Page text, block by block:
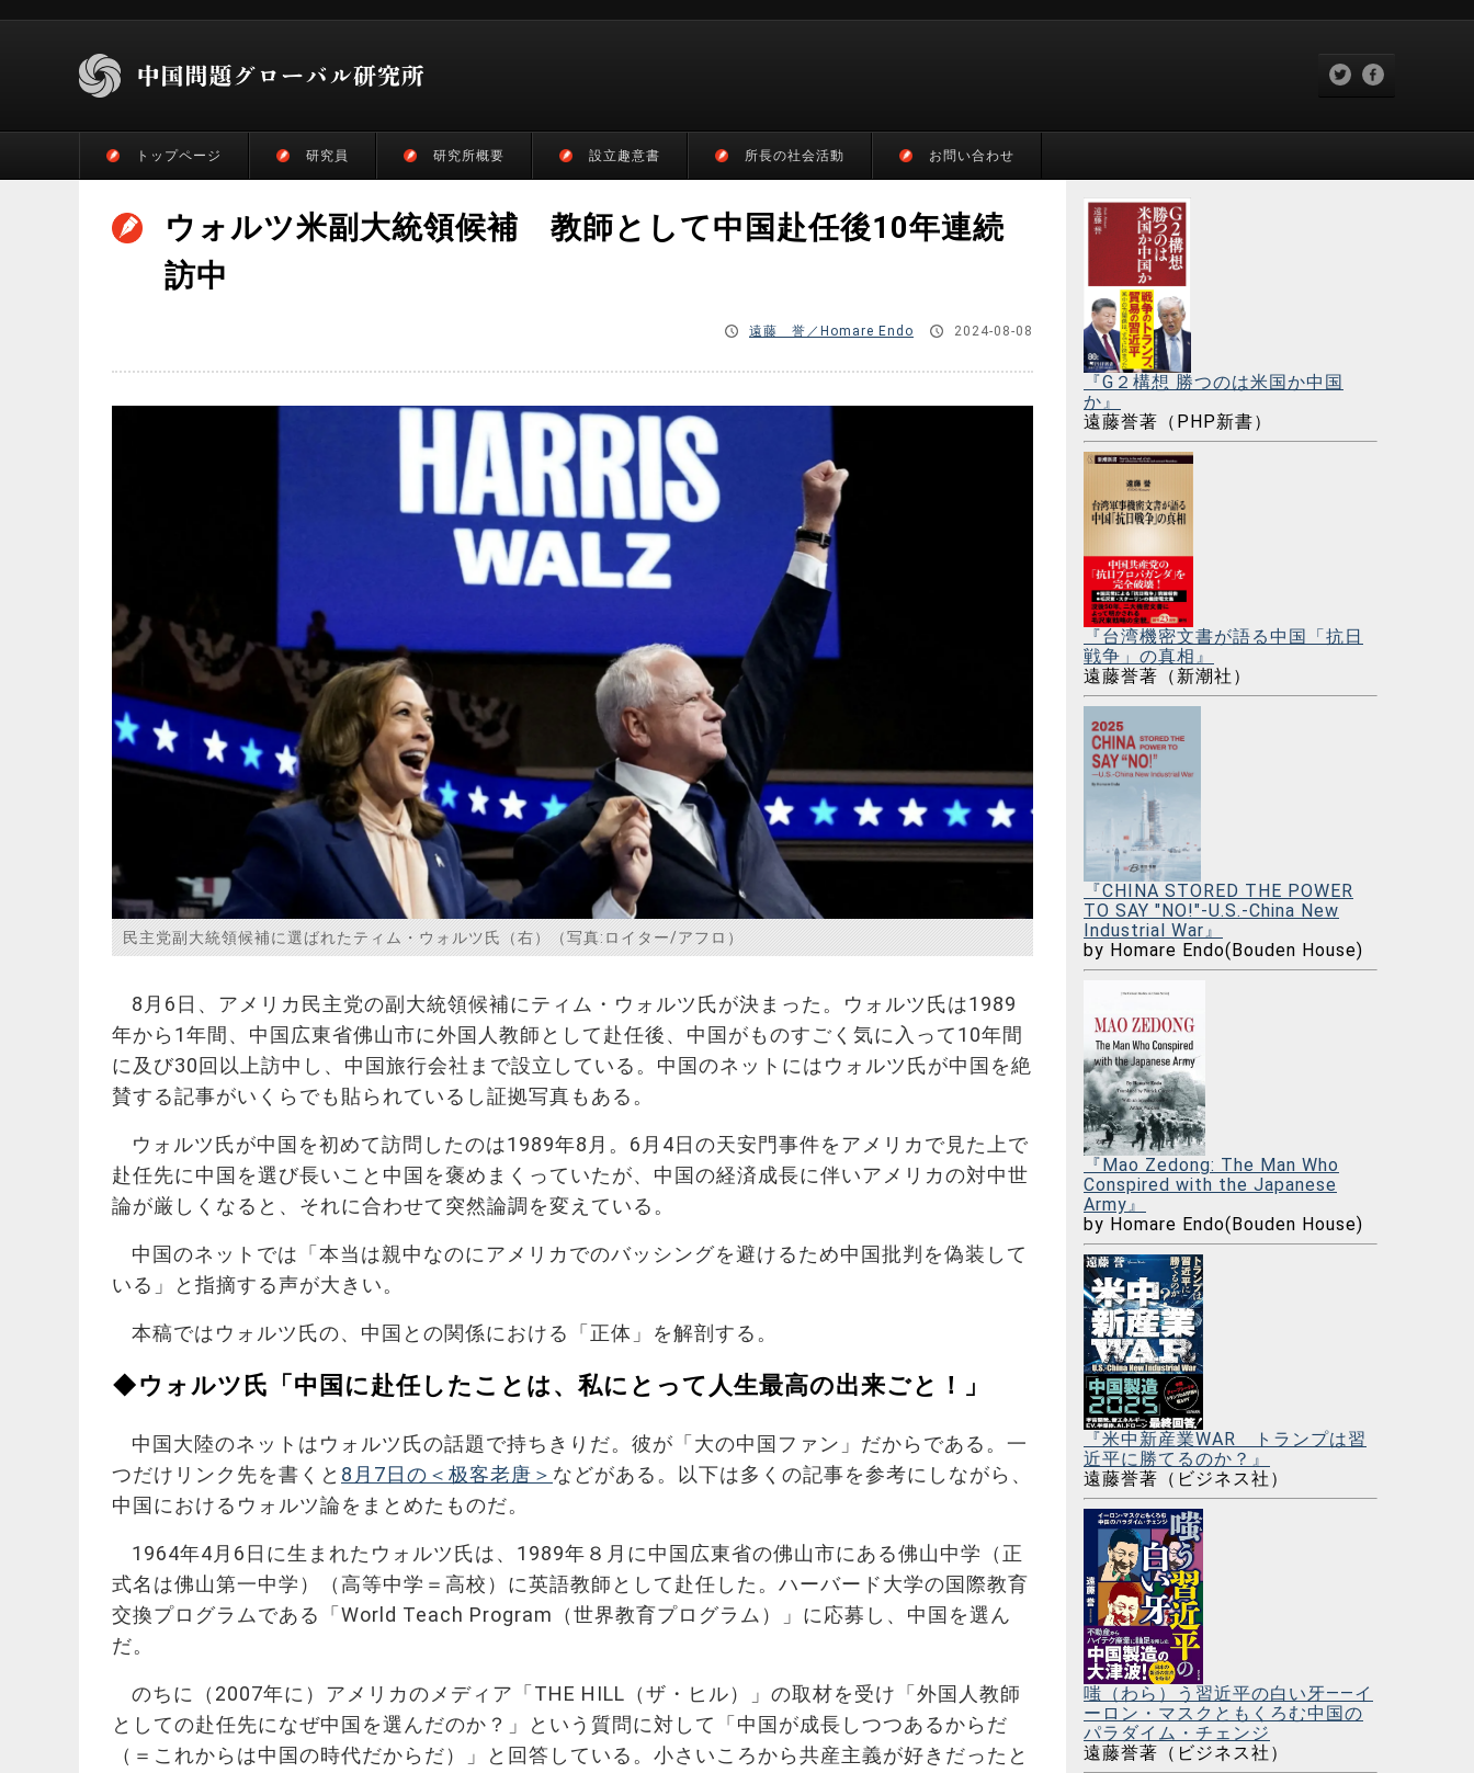
トップページ 研究員 研究所概要 設立趣意書 所長の社会活動 お問い合わせ
ウォルツ米副大統領候補 教師として中国赴任後10年連続
訪中
遠藤 誉／Homare Endo 2024-08-08
民主党副大統領候補に選ばれたティム・ウォルツ氏（右）（写真:ロイター/アフロ）
8月6日、アメリカ民主党の副大統領候補にティム・ウォルツ氏が決まった。ウォルツ氏は1989
年から1年間、中国広東省佛山市に外国人教師として赴任後、中国がものすごく気に入って10年間
に及び30回以上訪中し、中国旅行会社まで設立している。中国のネットにはウォルツ氏が中国を絶
賛する記事がいくらでも貼られているし証拠写真もある。
ウォルツ氏が中国を初めて訪問したのは1989年8月。6月4日の天安門事件をアメリカで見た上で
赴任先に中国を選び長いこと中国を褒めまくっていたが、中国の経済成長に伴いアメリカの対中世
論が厳しくなると、それに合わせて突然論調を変えている。
中国のネットでは「本当は親中なのにアメリカでのバッシングを避けるため中国批判を偽装して
いる」と指摘する声が大きい。
本稿ではウォルツ氏の、中国との関係における「正体」を解剖する。
◆ウォルツ氏「中国に赴任したことは、私にとって人生最高の出来ごと！」
中国大陸のネットはウォルツ氏の話題で持ちきりだ。彼が「大の中国ファン」だからである。一
つだけリンク先を書くと 8月7日の＜极客老唐＞ などがある。以下は多くの記事を参考にしながら、
中国におけるウォルツ論をまとめたものだ。
1964年4月6日に生まれたウォルツ氏は、1989年８月に中国広東省の佛山市にある佛山中学（正
式名は佛山第一中学）（高等中学＝高校）に英語教師として赴任した。ハーバード大学の国際教育
交換プログラムである「World Teach Program（世界教育プログラム）」に応募し、中国を選ん
だ。
のちに（2007年に）アメリカのメディア「THE HILL（ザ・ヒル）」の取材を受け「外国人教師
としての赴任先になぜ中国を選んだのか？」という質問に対して「中国が成長しつつあるからだ
（＝これからは中国の時代だからだ）」と回答している。小さいころから共産主義が好きだったと
『G２構想 勝つのは米国か中国
か』
遠藤誉著（PHP新書）
『台湾機密文書が語る中国「抗日
戦争」の真相』
遠藤誉著（新潮社）
『CHINA STORED THE POWER
TO SAY "NO!"-U.S.-China New
Industrial War』
by Homare Endo(Bouden House)
『Mao Zedong: The Man Who
Conspired with the Japanese
Army』
by Homare Endo(Bouden House)
『米中新産業WAR トランプは習
近平に勝てるのか？』
遠藤誉著（ビジネス社）
嗤（わら）う習近平の白い牙――イ
ーロン・マスクともくろむ中国の
パラダイム・チェンジ
遠藤誉著（ビジネス社）